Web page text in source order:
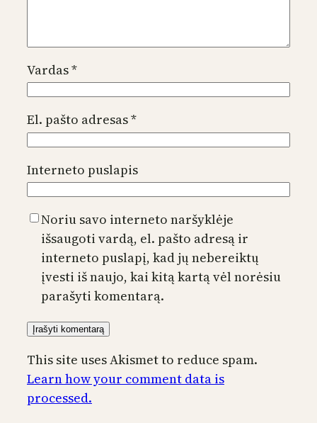
Vardas*
El. pašto adresas*
Interneto puslapis
Noriu savo interneto naršyklėje
išsaugoti vardą, el. pašto adresą ir
interneto puslapį, kad jų nebereiktų
įvesti iš naujo, kai kitą kartą vėl norėsiu
parašyti komentarą.
This site uses Akismet to reduce spam.
Learn how your comment data is
processed.